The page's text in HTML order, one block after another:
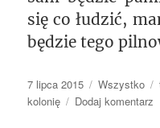
się co łudzić,
będzie tego
Data
publikacji
7 lipca 2015 Kategorie
Wszystko
kolonię
Dodaj komentarz